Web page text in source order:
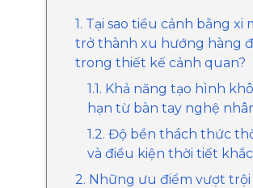
1. Tại sao tiểu cảnh bằng xi
trở thành xu hướng hàng
trong thiết kế cảnh quan?
1.1. Khả năng tạo hình
hạn từ bàn tay nghệ
1.2. Độ bền thách thức
và điều kiện thời tiết
2. Những ưu điểm vượt trội